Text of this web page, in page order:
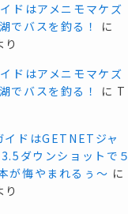
ドはアメニモマケズ
でバスを釣る！
に
り
ドはアメニモマケズ
でバスを釣る！
に T
イドはGETNETジャ
ダウンショットで５
が悔やまれるぅ～ に
り